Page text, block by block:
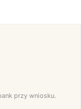
przy wniosku.